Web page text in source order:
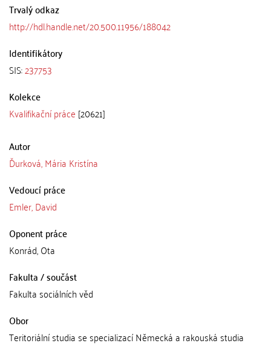
Trvalý odkaz
http://hdl.handle.net/20.500.11956/188042
Identifikátory
SIS:237753
Kolekce
Kvalifikační práce [20621]
Autor
Ďurková, Mária Kristína
Vedoucí práce
Emler, David
Oponent práce
Konrád, Ota
Fakulta / součást
Fakulta sociálních věd
Obor
Teritoriální studia se specializací Německá a rakouská studia